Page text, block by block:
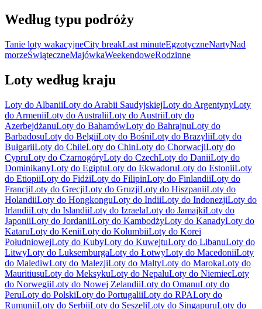
Według typu podróży
Tanie loty wakacyjneCity breakLast minuteEgzotyczneNartyNad
morzeŚwiąteczneMajówkaWeekendoweRodzinne
Loty według kraju
Loty do AlbaniiLoty do Arabii SaudyjskiejLoty do ArgentynyLoty
do ArmeniiLoty do AustraliiLoty do AustriiLoty do
AzerbejdżanuLoty do BahamówLoty do BahrajnuLoty do
BarbadosuLoty do BelgiiLoty do BośniLoty do BrazyliiLoty do
BułgariiLoty do ChileLoty do ChinLoty do ChorwacjiLoty do
CypruLoty do CzarnogóryLoty do CzechLoty do DaniiLoty do
DominikanyLoty do EgiptuLoty do EkwadoruLoty do EstoniiLoty
do EtiopiiLoty do FidżiLoty do FilipinLoty do FinlandiiLoty do
FrancjiLoty do GrecjiLoty do GruzjiLoty do HiszpaniiLoty do
HolandiiLoty do HongkonguLoty do IndiiLoty do IndonezjiLoty do
IrlandiiLoty do IslandiiLoty do IzraelaLoty do JamajkiLoty do
JaponiiLoty do JordaniiLoty do KambodżyLoty do KanadyLoty do
KataruLoty do KeniiLoty do KolumbiiLoty do Korei
PołudniowejLoty do KubyLoty do KuwejtuLoty do LibanuLoty do
LitwyLoty do LuksemburgaLoty do ŁotwyLoty do MacedoniiLoty
do MalediwLoty do MalezjiLoty do MaltyLoty do MarokaLoty do
MauritiusuLoty do MeksykuLoty do NepaluLoty do NiemiecLoty
do NorwegiiLoty do Nowej ZelandiiLoty do OmanuLoty do
PeruLoty do PolskiLoty do PortugaliiLoty do RPALoty do
RumuniiLoty do SerbiiLoty do SeszeliLoty do SingapuruLoty do